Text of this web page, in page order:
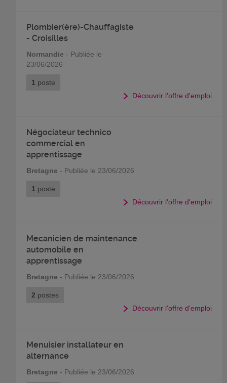
Plombier(ère)-Chauffagiste
- Croisilles
Normandie - Publiée le
23/06/2026
1 poste
Découvrir l'offre d'emploi
Négociateur technico
commercial en
apprentissage
Bretagne - Publiée le 23/06/2026
1 poste
Découvrir l'offre d'emploi
Mecanicien de maintenance
automobile en
apprentissage
Bretagne - Publiée le 23/06/2026
2 postes
Découvrir l'offre d'emploi
Menuisier installateur en
alternance
Bretagne - Publiée le 23/06/2026